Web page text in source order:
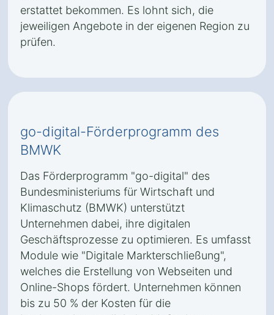
erstattet bekommen. Es lohnt sich, die
jeweiligen Angebote in der eigenen Region zu
prüfen.
go-digital-Förderprogramm des
BMWK
Das Förderprogramm "go-digital" des
Bundesministeriums für Wirtschaft und
Klimaschutz (BMWK) unterstützt
Unternehmen dabei, ihre digitalen
Geschäftsprozesse zu optimieren. Es umfasst
Module wie "Digitale Markterschließung",
welches die Erstellung von Webseiten und
Online-Shops fördert. Unternehmen können
bis zu 50 % der Kosten für die